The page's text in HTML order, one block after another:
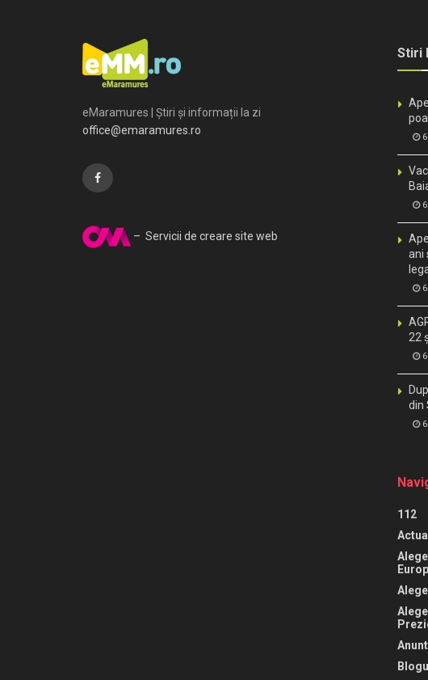
eMaramures | Știri și informații la zi
office@emaramures.ro
– Servicii de creare site web
Stiri
6
6
ani
6
22
6
din
6
112